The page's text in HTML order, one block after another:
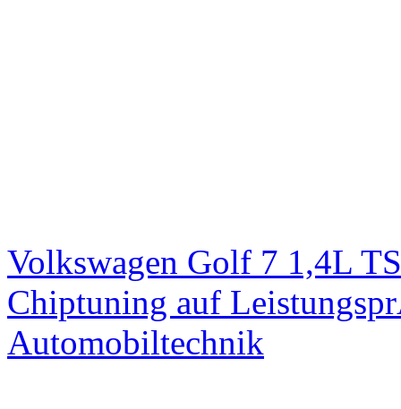
Volkswagen Golf 7 1,4L
Chiptuning auf
Automobiltechnik